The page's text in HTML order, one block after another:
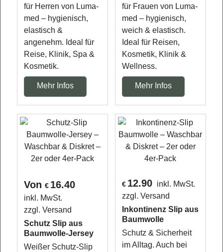
für Herren von Luma-
med – hygienisch,
elastisch &
angenehm. Ideal für
Reise, Klinik, Spa &
Kosmetik.
Mehr Infos
für Frauen von Luma-
med – hygienisch,
weich & elastisch.
Ideal für Reisen,
Kosmetik, Klinik &
Wellness.
Mehr Infos
Von € 16.40
inkl. MwSt.
zzgl. Versand
Schutz Slip aus
Baumwolle-Jersey
Weißer Schutz-Slip
€ 12.90 inkl. MwSt.
zzgl. Versand
Inkontinenz Slip aus
Baumwolle
Schutz & Sicherheit
im Alltag. Auch bei